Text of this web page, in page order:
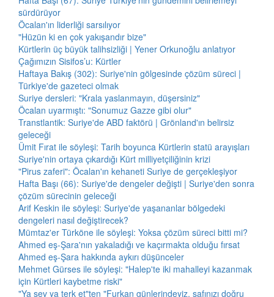
sürdürüyor
Öcalan'ın liderliği sarsılıyor
"Hüzün ki en çok yakışandır bize"
Kürtlerin üç büyük talihsizliği | Yener Orkunoğlu anlatıyor
Çağımızın Sisifos’u: Kürtler
Haftaya Bakış (302): Suriye'nin gölgesinde çözüm süreci |
Türkiye'de gazeteci olmak
Suriye dersleri: "Krala yaslanmayın, düşersiniz"
Öcalan uyarmıştı: "Sonumuz Gazze gibi olur"
Transtlantik: Suriye'de ABD faktörü | Grönland'ın belirsiz
geleceği
Ümit Fırat ile söyleşi: Tarih boyunca Kürtlerin statü arayışları
Suriye'nin ortaya çıkardığı Kürt milliyetçiliğinin krizi
"Pirus zaferi": Öcalan'ın kehaneti Suriye de gerçekleşiyor
Hafta Başı (66): Suriye'de dengeler değişti | Suriye'den sonra
çözüm sürecinin geleceği
Arif Keskin ile söyleşi: Suriye'de yaşananlar bölgedeki
dengeleri nasıl değiştirecek?
Mümtaz'er Türköne ile söyleşi: Yoksa çözüm süreci bitti mi?
Ahmed eş-Şara'nın yakaladığı ve kaçırmakta olduğu fırsat
Ahmed eş-Şara hakkında aykırı düşünceler
Mehmet Gürses ile söyleşi: "Halep'te iki mahalleyi kazanmak
için Kürtleri kaybetme riski"
"Ya sev ya terk et"ten "Furkan günlerindeyiz, safınızı doğru